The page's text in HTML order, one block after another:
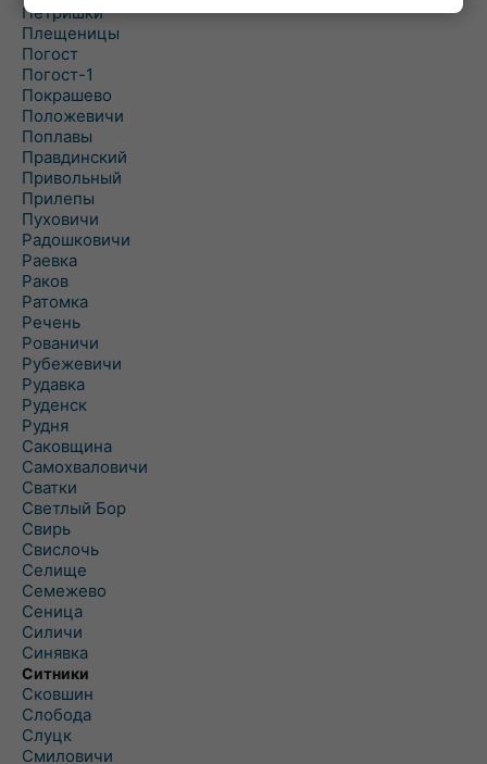
Петришки
Плещеницы
Погост
Погост-1
Покрашево
Положевичи
Поплавы
Правдинский
Привольный
Прилепы
Пуховичи
Радошковичи
Раевка
Раков
Ратомка
Речень
Рованичи
Рубежевичи
Рудавка
Руденск
Рудня
Саковщина
Самохваловичи
Сватки
Светлый Бор
Свирь
Свислочь
Селище
Семежево
Сеница
Силичи
Синявка
Ситники
Сковшин
Слобода
Слуцк
Смиловичи